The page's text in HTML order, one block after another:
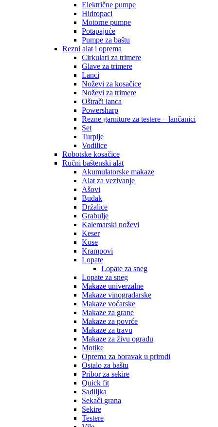
Električne pumpe
Hidropaci
Motorne pumpe
Potapajuće
Pumpe za baštu
Rezni alat i oprema
Cirkulari za trimere
Glave za trimere
Lanci
Noževi za kosačice
Noževi za trimere
Oštrači lanca
Powersharp
Rezne garniture za testere – lančanici
Set
Turpije
Vodilice
Robotske kosačice
Ručni baštenski alat
Akumulatorske makaze
Alat za vezivanje
Ašovi
Budak
Držalice
Grabulje
Kalemarski noževi
Keser
Kose
Krampovi
Lopate
Lopate za sneg
Lopate za sneg
Makaze univerzalne
Makaze vinogradarske
Makaze voćarske
Makaze za grane
Makaze za povrće
Makaze za travu
Makaze za živu ogradu
Motike
Oprema za boravak u prirodi
Ostalo za baštu
Pribor za sekire
Quick fit
Sadiljka
Sekači grana
Sekire
Testere